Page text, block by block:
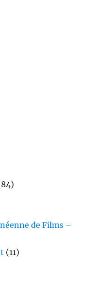
de Films –
(11)